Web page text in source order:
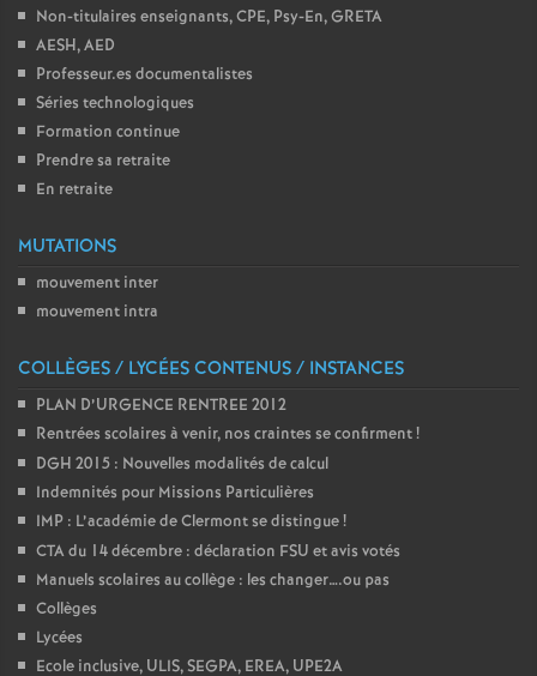
Non-titulaires enseignants, CPE, Psy-En, GRETA
AESH, AED
Professeur.es documentalistes
Séries technologiques
Formation continue
Prendre sa retraite
En retraite
MUTATIONS
mouvement inter
mouvement intra
COLLÈGES / LYCÉES CONTENUS / INSTANCES
PLAN D’URGENCE RENTREE 2012
Rentrées scolaires à venir, nos craintes se confirment!
DGH 2015 : Nouvelles modalités de calcul
Indemnités pour Missions Particulières
IMP : L’académie de Clermont se distingue!
CTA du 14 décembre : déclaration FSU et avis votés
Manuels scolaires au collège : les changer….ou pas
Collèges
Lycées
Ecole inclusive, ULIS, SEGPA, EREA, UPE2A